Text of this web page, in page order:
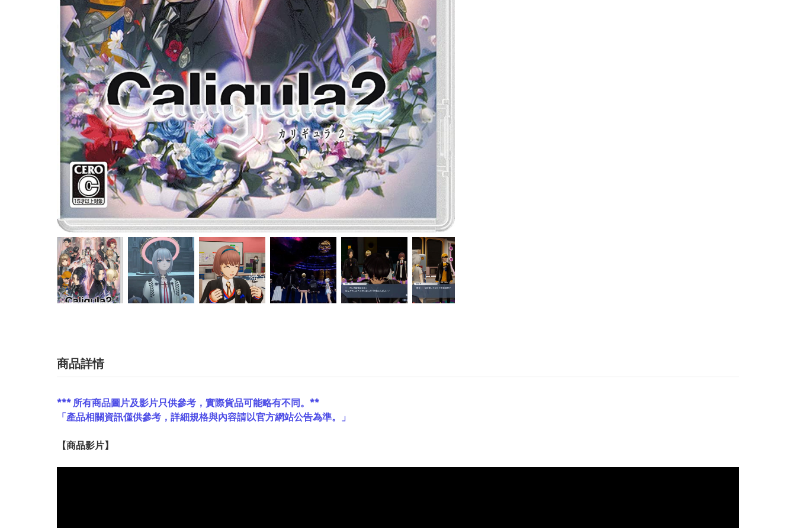
商品詳情
*** 所有商品圖片及影片只供參考，實際貨品可能略有不同。**
「產品相關資訊僅供參考，詳細規格與內容請以官方網站公告為準。」
【商品影片】